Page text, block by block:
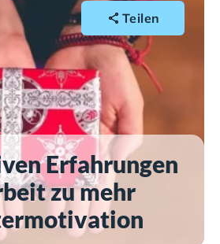
Teilen
Erfahrungen
zu mehr